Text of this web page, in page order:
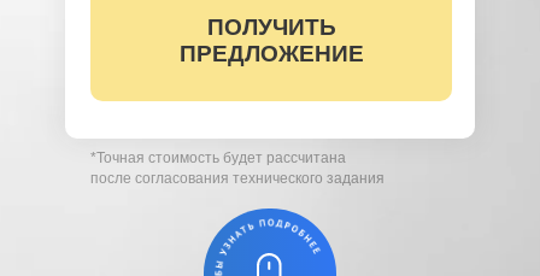
*Точная стоимость будет рассчитана
после согласования технического задания
Вы соглашаетесь с условиями обработки
персональных данных (ознакомиться)
ПОЛУЧИТЬ
ПРЕДЛОЖЕНИЕ